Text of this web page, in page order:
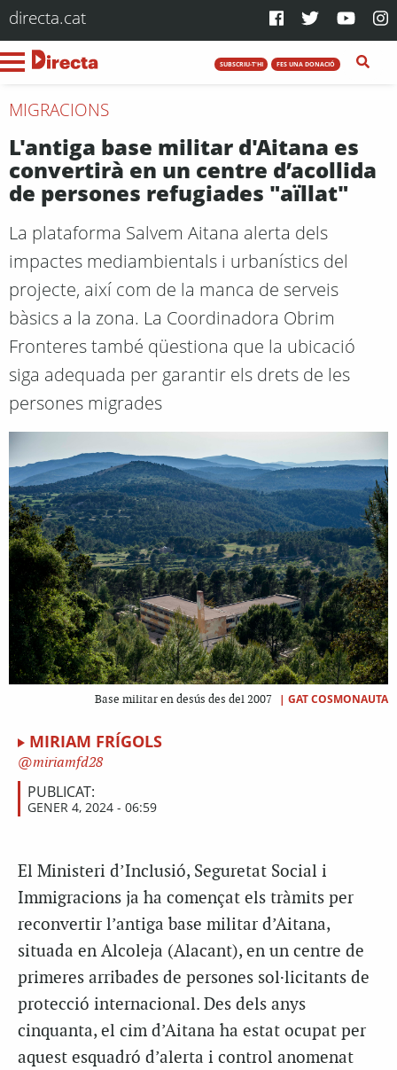
directa.cat
SUBSCRIU-T'HI FES UNA DONACIÓ
MIGRACIONS
L'antiga base militar d'Aitana es
convertirà en un centre d’acollida
de persones refugiades "aïllat"
La plataforma Salvem Aitana alerta dels
impactes mediambientals i urbanístics del
projecte, així com de la manca de serveis
bàsics a la zona. La Coordinadora Obrim
Fronteres també qüestiona que la ubicació
siga adequada per garantir els drets de les
persones migrades
Base militar en desús des del 2007 | GAT COSMONAUTA
MIRIAM FRÍGOLS
miriamfd28
PUBLICAT:
GENER 4, 2024 - 06:59
El Ministeri d’Inclusió, Seguretat Social i
Immigracions ja ha començat els tràmits per
reconvertir l’antiga base militar d’Aitana,
situada en Alcoleja (Alacant), en un centre de
primeres arribades de persones sol·licitants de
protecció internacional. Des dels anys
cinquanta, el cim d’Aitana ha estat ocupat per
aquest esquadró d’alerta i control anomenat